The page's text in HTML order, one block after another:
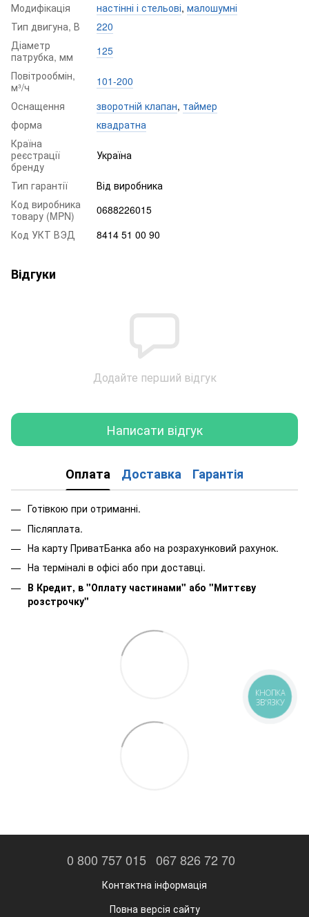
Модифікація
настінні і стельові, малошумні
Тип двигуна, В
220
Діаметр
патрубка, мм
125
Повітрообмін,
м³/ч
101-200
Оснащення
зворотній клапан, таймер
форма
квадратна
Країна
реєстрації
бренду
Україна
Тип гарантії
Від виробника
Код виробника
товару (MPN)
0688226015
Код УКТ ВЭД
8414 51 00 90
Відгуки
Додайте перший відгук
Написати відгук
Оплата Доставка Гарантія
Готівкою при отриманні.
Післяплата.
На карту ПриватБанка або на розрахунковий рахунок.
На терміналі в офісі або при доставці.
В Кредит, в "Оплату частинами" або "Миттєву
розстрочку"
0 800 757 015 067 826 72 70
Контактна інформація
Повна версія сайту
КНОПКА
ЗВ'ЯЗКУ